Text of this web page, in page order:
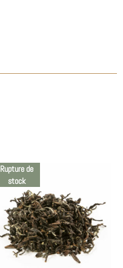
Rupture de
stock